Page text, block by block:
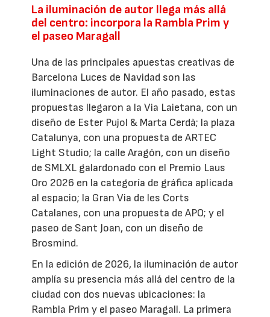
La iluminación de autor llega más allá
del centro: incorpora la Rambla Prim y
el paseo Maragall
Una de las principales apuestas creativas de
Barcelona Luces de Navidad son las
iluminaciones de autor. El año pasado, estas
propuestas llegaron a la Via Laietana, con un
diseño de Ester Pujol & Marta Cerdà; la plaza
Catalunya, con una propuesta de ARTEC
Light Studio; la calle Aragón, con un diseño
de SMLXL galardonado con el Premio Laus
Oro 2026 en la categoría de gráfica aplicada
al espacio; la Gran Via de les Corts
Catalanes, con una propuesta de APO; y el
paseo de Sant Joan, con un diseño de
Brosmind.
En la edición de 2026, la iluminación de autor
amplía su presencia más allá del centro de la
ciudad con dos nuevas ubicaciones: la
Rambla Prim y el paseo Maragall. La primera